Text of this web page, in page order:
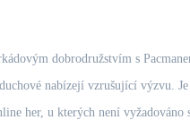
dobrodružstvím s
nabízejí vzrušující výzvu.
her, u kterých není